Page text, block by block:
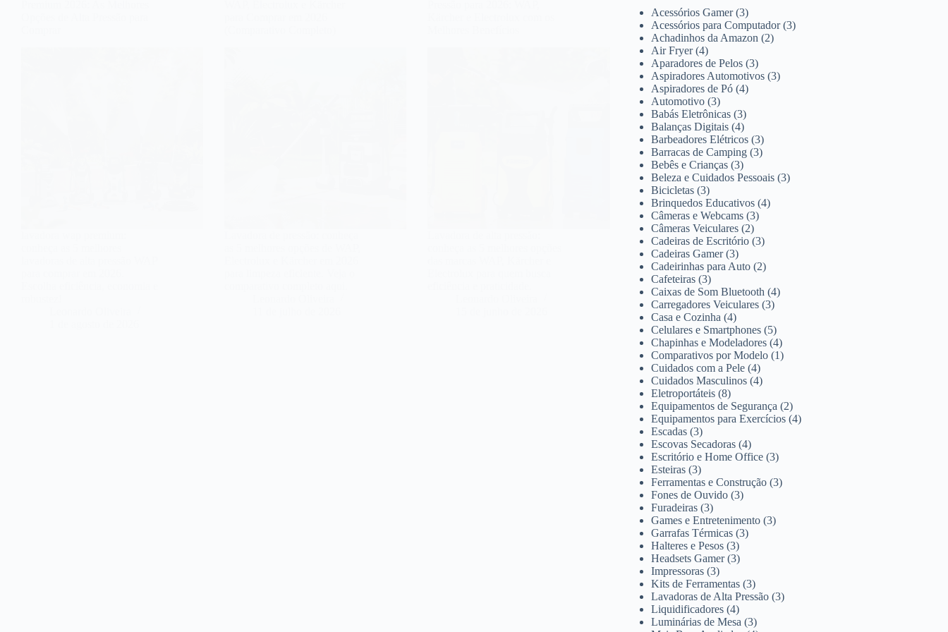
Acessórios Gamer(3)
Acessórios para Computador(3)
Achadinhos da Amazon (2)
Air Fryer(4)
Aparadores de Pelos (3)
Aspiradores Automotivos (3)
Aspiradores de Pó (4)
Automotivo (3)
Babás Eletrônicas (3)
Balanças Digitais (4)
Barbeadores Elétricos (3)
Barracas de Camping (3)
Bebês e Crianças (3)
Beleza e Cuidados Pessoais (3)
Bicicletas (3)
Brinquedos Educativos (4)
Câmeras e Webcams (3)
Câmeras Veiculares (2)
Cadeiras de Escritório (3)
Cadeiras Gamer(3)
Cadeirinhas para Auto (2)
Cafeteiras (3)
Caixas de Som Bluetooth (4)
Carregadores Veiculares (3)
Casa e Cozinha (4)
Celulares e Smartphones (5)
Chapinhas e Modeladores (4)
Comparativos por Modelo (1)
Cuidados com a Pele (4)
Cuidados Masculinos (4)
Eletroportáteis (8)
Equipamentos de Segurança (2)
Equipamentos para Exercícios (4)
Escadas (3)
Escovas Secadoras (4)
Escritório e Home Office (3)
Esteiras (3)
Ferramentas e Construção (3)
Fones de Ouvido (3)
Furadeiras (3)
Games e Entretenimento (3)
Garrafas Térmicas (3)
Halteres e Pesos (3)
Headsets Gamer(3)
Impressoras (3)
Kits de Ferramentas (3)
Lavadoras de Alta Pressão (3)
Liquidificadores (4)
Luminárias de Mesa (3)